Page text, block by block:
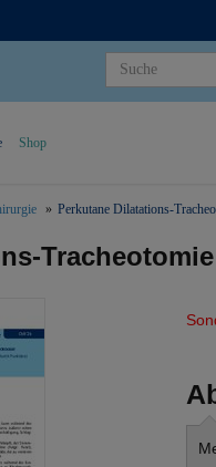
Shop
Perkutane Dilatations-
Tracheotomie